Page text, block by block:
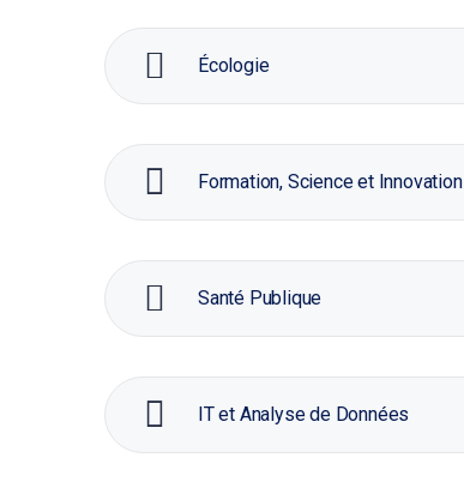
Écologie
Formation, Science et Innovation
Santé Publique
IT et Analyse de Données